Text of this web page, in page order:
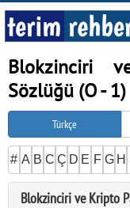
Blokzinciri
Sözlüğü (O - 1)
Türkçe
# A B C Ç D E F G H
Blokzinciri ve Kripto